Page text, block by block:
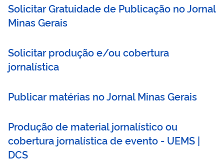
Solicitar Gratuidade de Publicação no Jornal
Minas Gerais
Solicitar produção e/ou cobertura
jornalística
Publicar matérias no Jornal Minas Gerais
Produção de material jornalístico ou
cobertura jornalística de evento - UEMS |
DCS